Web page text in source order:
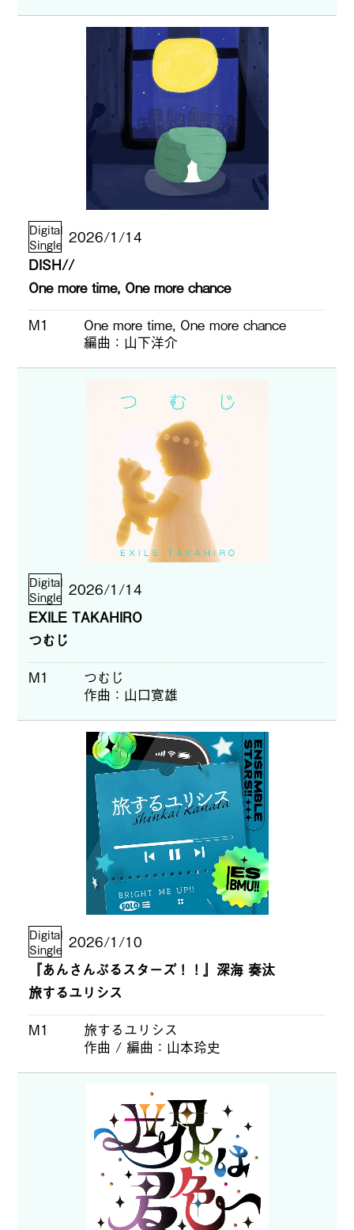
Digital
Single 2026/1/14
DISH//
One more time, One more chance
M1
One more time, One more chance
編曲
山下洋介
Digital
Single 2026/1/14
EXILE TAKAHIRO
つむじ
M1
つむじ
作曲
山口寛雄
Digital
Single 2026/1/10
『あんさんぶるスターズ！！』深海 奏汰
旅するユリシス
M1
旅するユリシス
作曲 / 編曲
山本玲史